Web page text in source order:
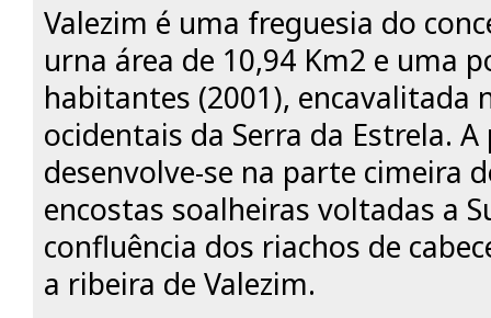
Valezim é uma freguesia do
urna área de 10,94 Km2 e uma
habitantes (2001), encavalitada
ocidentais da Serra da Estrela. A
desenvolve-se na parte cimeira
encostas soalheiras voltadas a
confluência dos riachos de
a ribeira de Valezim.